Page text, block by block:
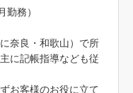
務）
奈良・和歌山）で所
に記帳指導なども従
お客様のお役に立て